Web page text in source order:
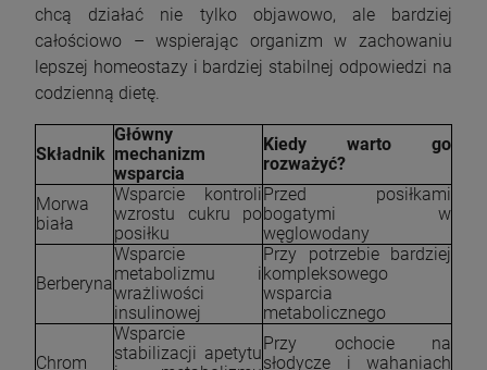
chcą działać nie tylko objawowo, ale bardziej
całościowo – wspierając organizm w zachowaniu
lepszej homeostazy i bardziej stabilnej odpowiedzi na
codzienną dietę.
Składnik
Główny
mechanizm
wsparcia
Kiedy warto go
rozważyć?
Morwa
biała
Wsparcie kontroli
wzrostu cukru po
posiłku
Przed posiłkami
bogatymi w
węglowodany
Berberyna
Wsparcie
metabolizmu i
wrażliwości
insulinowej
Przy potrzebie bardziej
kompleksowego
wsparcia
metabolicznego
Chrom
Wsparcie
stabilizacji apetytuPrzy ochocie na
słodycze i wahaniach